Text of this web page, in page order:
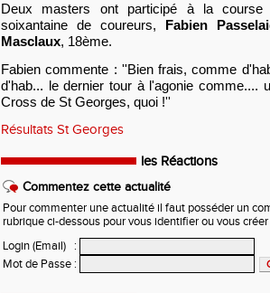
Deux masters ont participé à la
soixantaine de coureurs, Fabien
Masclaux, 18ème.
Fabien commente : ''Bien frais, comme
d'hab... le dernier tour à l'agonie comme....
Cross de St Georges, quoi !''
Résultats St Georges
les Réactions
Commentez cette actualité
Pour commenter une actualité il faut posséder un
rubrique ci-dessous pour vous identifier ou vous
Login (Email)
:
Mot de Passe :